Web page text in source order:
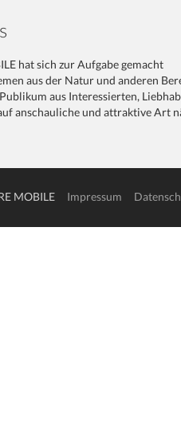
hat sich zur Aufgabe gemacht
aus der Natur und anderen
aus Interessierten,
anschauliche und attraktive Art
MOBILE Impressum